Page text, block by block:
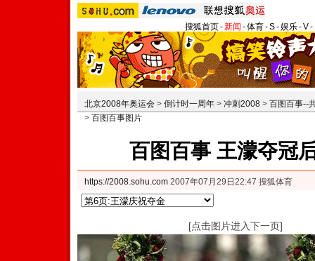
搜狐首页-新闻 -体育-S-娱乐-V-
北京2008年奥运会 > 倒计时一周年 > 冲刺2008 > 百图百事--
> 百图百事图片
百图百事 王濛夺冠
https://2008.sohu.com 2007年07月29日22:47 搜狐体育
[点击图片进入下一页]